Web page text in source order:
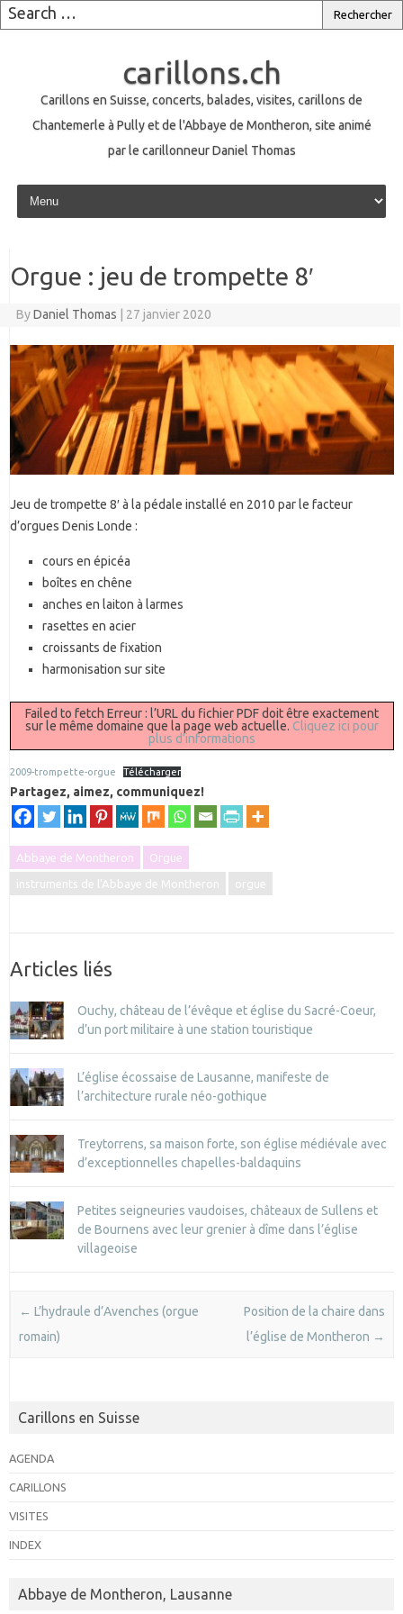
carillons.ch
Carillons en Suisse, concerts, balades, visites, carillons de
Chantemerle à Pully et de l'Abbaye de Montheron, site animé
par le carillonneur Daniel Thomas
Skip to content
Orgue : jeu de trompette 8′
ByDaniel Thomas 27 janvier 2020
Jeu de trompette 8′ à la pédale installé en 2010 par le facteur
d’orgues Denis Londe :
cours en épicéa
boîtes en chêne
anches en laiton à larmes
rasettes en acier
croissants de fixation
harmonisation sur site
Failed to fetch Erreur : l’URL du fichier PDF doit être exactement
sur le même domaine que la page web actuelle. Cliquez ici pour
plus d’informations
2009-trompette-orgue Télécharger
Partagez, aimez, communiquez!
Abbaye de Montheron Orgue
instruments de l'Abbaye de Montheron orgue
Articles liés
Ouchy, château de l’évêque et église du Sacré-Coeur,
d’un port militaire à une station touristique
L’église écossaise de Lausanne, manifeste de
l’architecture rurale néo-gothique
Treytorrens, sa maison forte, son église médiévale avec
d’exceptionnelles chapelles-baldaquins
Petites seigneuries vaudoises, châteaux de Sullens et
de Bournens avec leur grenier à dîme dans l’église
villageoise
Post navigation
← L’hydraule d’Avenches (orgue
romain)
Position de la chaire dans
l’église de Montheron →
Carillons en Suisse
AGENDA
CARILLONS
VISITES
INDEX
Abbaye de Montheron, Lausanne